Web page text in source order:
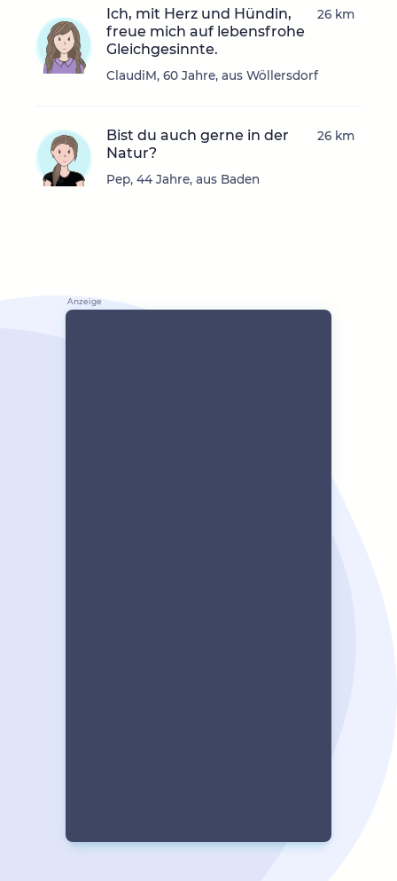
Ich, mit Herz und Hündin,
freue mich auf lebensfrohe
Gleichgesinnte.
ClaudiM, 60 Jahre, aus Wöllersdorf
26 km
Bist du auch gerne in der
Natur?
Pep, 44 Jahre, aus Baden
26 km